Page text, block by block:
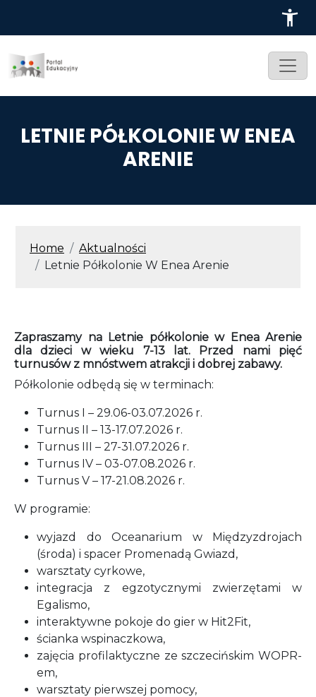
LETNIE PÓŁKOLONIE W ENEA
ARENIE
ŚCIEŻKA NAWIGACYJNA
Home
Aktualności
Letnie Półkolonie W Enea Arenie
Zapraszamy na Letnie półkolonie w Enea Arenie
dla dzieci w wieku 7-13 lat. Przed nami pięć
turnusów z mnóstwem atrakcji i dobrej zabawy.
Półkolonie odbędą się w terminach:
Turnus I – 29.06-03.07.2026 r.
Turnus II – 13-17.07.2026 r.
Turnus III – 27-31.07.2026 r.
Turnus IV – 03-07.08.2026 r.
Turnus V – 17-21.08.2026 r.
W programie:
wyjazd do Oceanarium w Międzyzdrojach
(środa) i spacer Promenadą Gwiazd,
warsztaty cyrkowe,
integracja z egzotycznymi zwierzętami w
Egalismo,
interaktywne pokoje do gier w Hit2Fit,
ścianka wspinaczkowa,
zajęcia profilaktyczne ze szczecińskim WOPR-
em,
warsztaty pierwszej pomocy,